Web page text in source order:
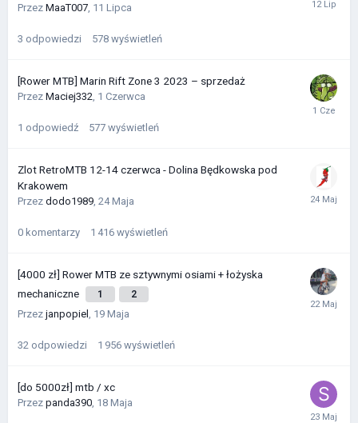
Przez MaaT007 11 Lipca
3 odpowiedzi 578 wyświetleń
[Rower MTB] Marin Rift Zone 3 2023 – sprzedaż
Przez Maciej332 1 Czerwca
1 odpowiedź 577 wyświetleń
Zlot RetroMTB 12-14 czerwca - Dolina Będkowska pod
Krakowem
Przez dodo1989 24 Maja
0 komentarzy 1 416 wyświetleń
[4000 zł] Rower MTB ze sztywnymi osiami + łożyska
mechaniczne
1 2
Przez janpopiel 19 Maja
32 odpowiedzi 1 956 wyświetleń
[do 5000zł] mtb / xc
Przez panda390 18 Maja